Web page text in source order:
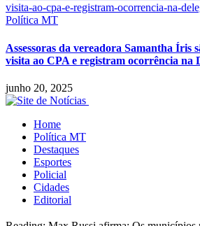
Política MT
Assessoras da vereadora Samantha Íris
visita ao CPA e registram ocorrência na
junho 20, 2025
Home
Política MT
Destaques
Esportes
Policial
Cidades
Editorial